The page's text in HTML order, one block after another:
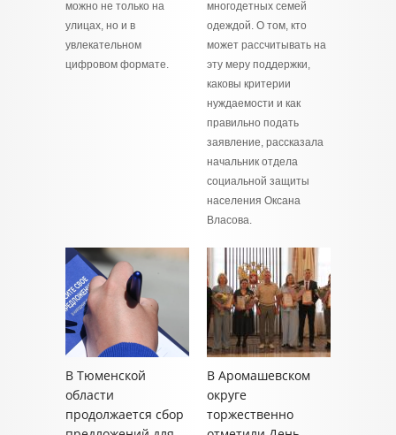
можно не только на
улицах, но и в
увлекательном
цифровом формате.
многодетных семей
одеждой. О том, кто
может рассчитывать на
эту меру поддержки,
каковы критерии
нуждаемости и как
правильно подать
заявление, рассказала
начальник отдела
социальной защиты
населения Оксана
Власова.
В Тюменской
области
продолжается сбор
В Аромашевском
округе
торжественно